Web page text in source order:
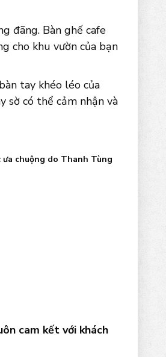
đãng. Bàn ghế cafe
cho khu vườn của bạn
tay khéo léo của
sờ có thể cảm nhận và
ưa chuộng do Thanh Tùng
cam kết với khách